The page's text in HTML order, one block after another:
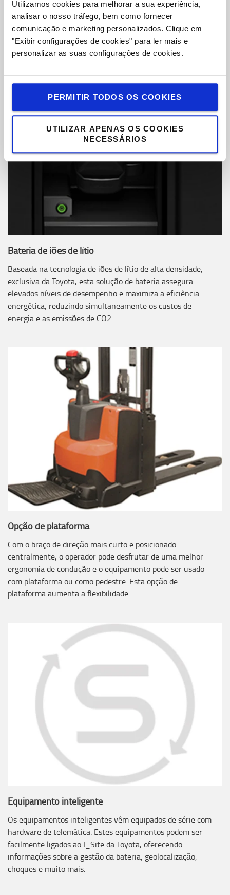
Utilizamos cookies para melhorar a sua experiência,
analisar o nosso tráfego, bem como fornecer
comunicação e marketing personalizados. Clique em
"Exibir configurações de cookies" para ler mais e
personalizar as suas configurações de cookies.
PERMITIR TODOS OS COOKIES
UTILIZAR APENAS OS COOKIES
NECESSÁRIOS
Click-2-Creep simplesmente permite clicar duas vezes na
alavanca de controle, para definir o modo de fluência,
dando ao operador um controlo mais seguro em situações
apertadas.
Bateria de iões de lítio
Baseada na tecnologia de iões de lítio de alta densidade,
exclusiva da Toyota, esta solução de bateria assegura
elevados níveis de desempenho e maximiza a eficiência
energética, reduzindo simultaneamente os custos de
energia e as emissões de CO2.
Opção de plataforma
Com o braço de direção mais curto e posicionado
centralmente, o operador pode desfrutar de uma melhor
ergonomia de condução e o equipamento pode ser usado
com plataforma ou como pedestre. Esta opção de
plataforma aumenta a flexibilidade.
Equipamento inteligente
Os equipamentos inteligentes vêm equipados de série com
hardware de telemática. Estes equipamentos podem ser
facilmente ligados ao I_Site da Toyota, oferecendo
informações sobre a gestão da bateria, geolocalização,
choques e muito mais.